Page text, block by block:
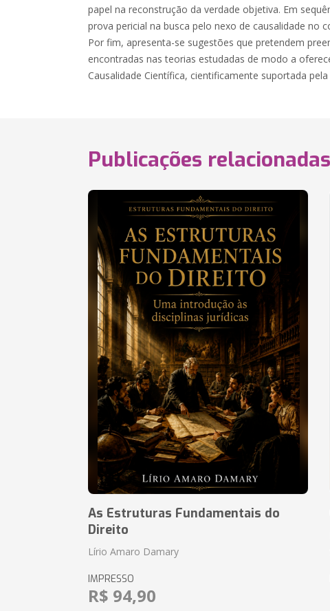
papel na reconstrução da verdade objetiva. Em
prova pericial na busca pelo nexo de causalidade no
Por fim, apresenta-se sugestões que pretendem
encontradas nas teorias estudadas de modo a
Causalidade Científica, cientificamente suportada
Publicações relacionadas
As Estruturas Fundamentais do
Direito
Lírio Amaro Damary
IMPRESSO
R$ 94,90